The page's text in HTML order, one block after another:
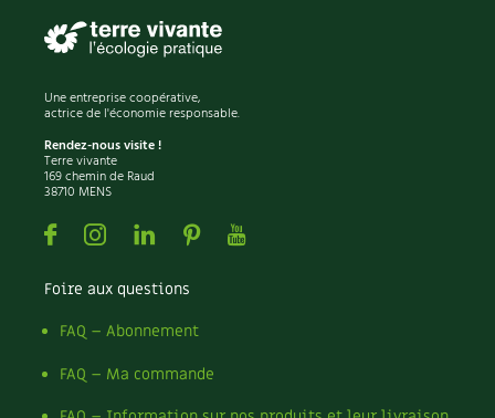
Une entreprise coopérative,
actrice de l'économie responsable.
Rendez-nous visite !
Terre vivante
169 chemin de Raud
38710 MENS
FacebookInstagramLinkedin
PinterestYoutube
Foire aux questions
FAQ – Abonnement
FAQ – Ma commande